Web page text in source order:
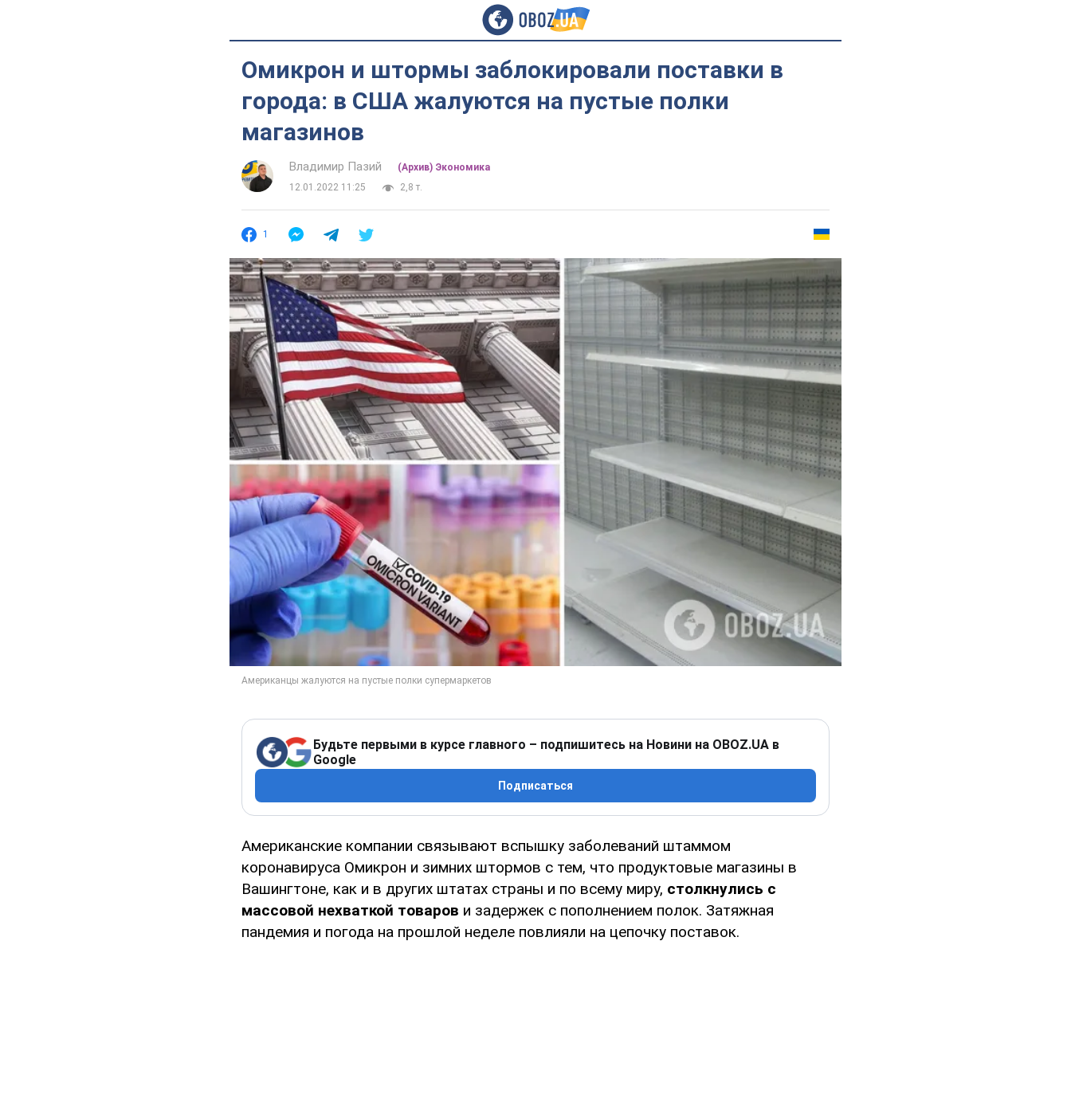
Омикрон и штормы заблокировали поставки в
города: в США жалуются на пустые полки
магазинов
Владимир Пазий
(Архив) Экономика
12.01.2022 11:25
2,8 т.
1
Будьте первыми в курсе главного – подпишитесь на Новини на OBOZ.UA в
Google
Подписаться
Американские компании связывают вспышку заболеваний штаммом
коронавируса Омикрон и зимних штормов с тем, что продуктовые магазины в
Вашингтоне, как и в других штатах страны и по всему миру, столкнулись с
массовой нехваткой товаров и задержек с пополнением полок. Затяжная
пандемия и погода на прошлой неделе повлияли на цепочку поставок.